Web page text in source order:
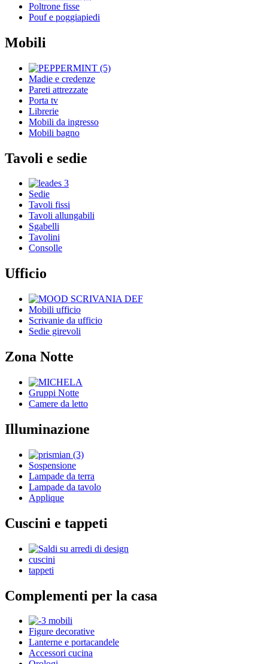
Poltrone fisse
Pouf e poggiapiedi
Mobili
Madie e credenze
Pareti attrezzate
Porta tv
Librerie
Mobili da ingresso
Mobili bagno
Tavoli e sedie
Sedie
Tavoli fissi
Tavoli allungabili
Sgabelli
Tavolini
Consolle
Ufficio
Mobili ufficio
Scrivanie da ufficio
Sedie girevoli
Zona Notte
Gruppi Notte
Camere da letto
Illuminazione
Sospensione
Lampade da terra
Lampade da tavolo
Applique
Cuscini e tappeti
cuscini
tappeti
Complementi per la casa
Figure decorative
Lanterne e portacandele
Accessori cucina